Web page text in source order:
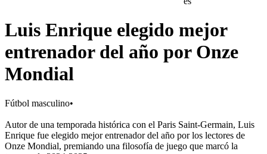
Luis Enrique elegido mejor
entrenador del año por Onze
Mondial
Fútbol masculino•
Autor de una temporada histórica con el Paris Saint-Germain, Luis
Enrique fue elegido mejor entrenador del año por los lectores de
Onze Mondial, premiando una filosofía de juego que marcó la